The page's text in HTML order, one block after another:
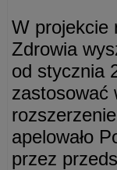
W projekcie
Zdrowia
od stycznia
zastosować
apelowało
przez